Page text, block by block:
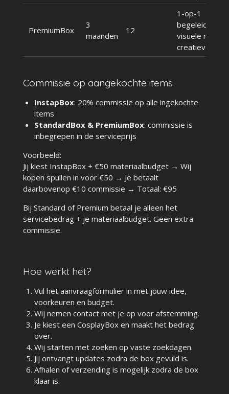
PremiumBox
3
maanden
12
1-op-1
begeleiding,
visuele
creatieve
Commissie op aangekochte items
InstapBox: 20% commissie op alle ingekochte
items
StandardBox & PremiumBox: commissie is
inbegrepen in de serviceprijs
Voorbeeld:
Jij kiest InstapBox + €50 materiaalbudget → Wij
kopen spullen in voor €50 → Je betaalt
daarbovenop €10 commissie → Totaal: €95
Bij Standard of Premium betaal je alleen het
servicebedrag + je materiaalbudget. Geen extra
commissie.
Hoe werkt het?
Vul het aanvraagformulier in met jouw idee,
voorkeuren en budget.
Wij nemen contact met je op voor afstemming.
Je kiest een CosplayBox en maakt het bedrag
over.
Wij starten met zoeken op vaste zoekdagen.
Jij ontvangt updates zodra de box gevuld is.
Afhalen of verzending is mogelijk zodra de box
klaar is.